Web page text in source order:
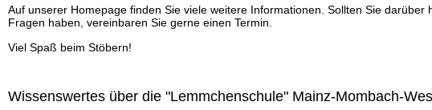
Auf unserer Homepage finden Sie viele weitere Informationen. Sollten Sie darüber
Fragen haben, vereinbaren Sie gerne einen Termin.
Viel Spaß beim Stöbern!
Wissenswertes über die "Lemmchenschule" Mainz-Mombach-